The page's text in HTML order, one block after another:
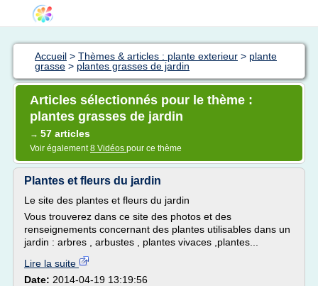
Accueil > Thèmes & articles : plante exterieur > plante
grasse > plantes grasses de jardin
Articles sélectionnés pour le thème :
plantes grasses de jardin
→ 57 articles
Voir également8 Vidéos pour ce thème
Plantes et fleurs du jardin
Le site des plantes et fleurs du jardin
Vous trouverez dans ce site des photos et des
renseignements concernant des plantes utilisables dans un
jardin : arbres , arbustes , plantes vivaces ,plantes...
Lire la suite
Date: 2014-04-19 13:19:56